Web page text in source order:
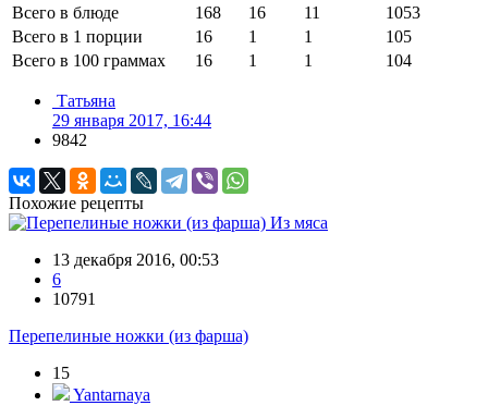
Всего в блюде
168 16 11
1053
Всего в 1 порции
16 1 1
105
Всего в 100 граммах
16 1 1 104
Татьяна
29 января 2017, 16:44
9842
Похожие рецепты
Из мяса
13 декабря 2016, 00:53
6
10791
Перепелиные ножки (из фарша)
15
Yantarnaya